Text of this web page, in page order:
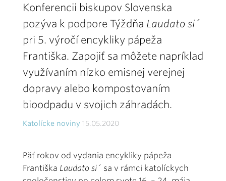
Konferencii biskupov Slovenska
pozýva k podpore Týždňa Laudato si´
pri 5. výročí encykliky pápeža
Františka. Zapojiť sa môžete napríklad
využívaním nízko emisnej verejnej
dopravy alebo kompostovaním
bioodpadu v svojich záhradách.
Katolícke noviny 15.05.2020
Päť rokov od vydania encykliky pápeža
Františka Laudato si´ sa v rámci katolíckych